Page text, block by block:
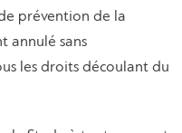
de prévention de la
annulé sans
les droits découlant du